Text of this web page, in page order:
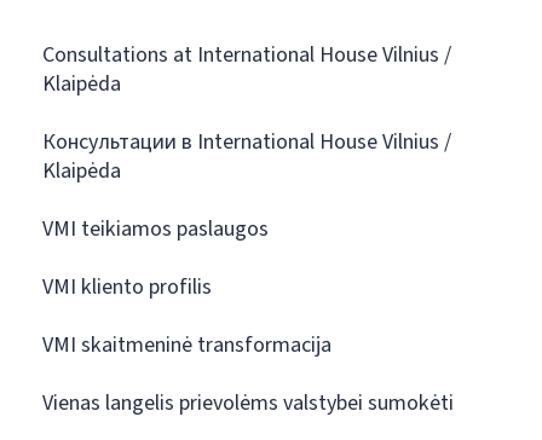
Consultations at International House Vilnius /
Klaipėda
Консультации в International House Vilnius /
Klaipėda
VMI teikiamos paslaugos
VMI kliento profilis
VMI skaitmeninė transformacija
Vienas langelis prievolėms valstybei sumokėti